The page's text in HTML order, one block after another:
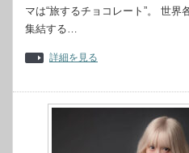
マは“旅するチョコレート”。 世
集結する…
詳細を見る